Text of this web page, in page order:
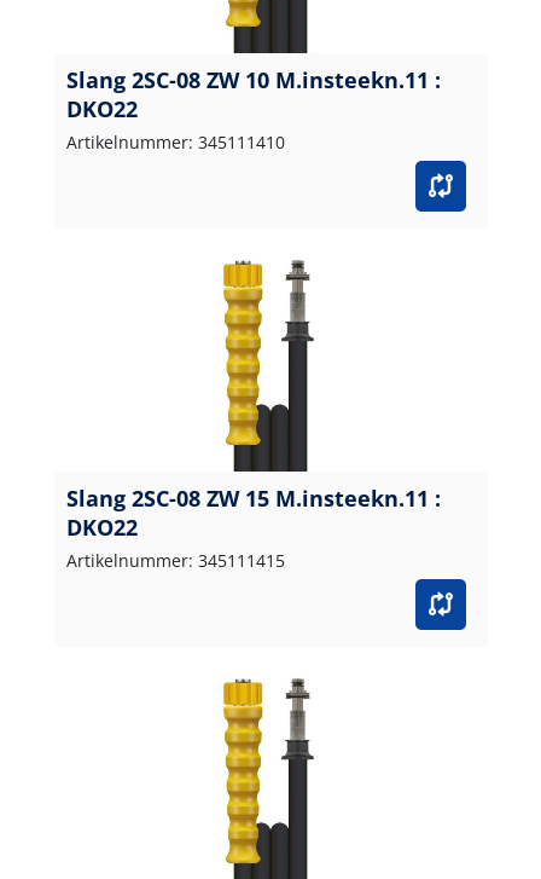
Slang 2SC-08 ZW 10 M.insteekn.11 :
DKO22
Artikelnummer: 345111410
Slang 2SC-08 ZW 15 M.insteekn.11 :
DKO22
Artikelnummer: 345111415